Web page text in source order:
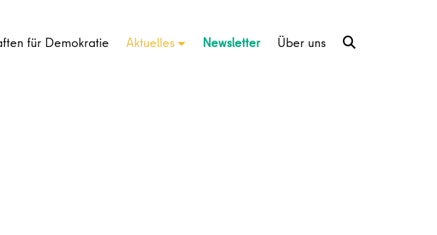
für Demokratie Aktuelles Newsletter Über uns